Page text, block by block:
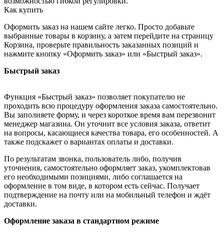
Как купить
Оформить заказ на нашем сайте легко. Просто добавьте
выбранные товары в корзину, а затем перейдите на страницу
Корзина, проверьте правильность заказанных позиций и
нажмите кнопку «Оформить заказ» или «Быстрый заказ».
Быстрый заказ
Функция «Быстрый заказ» позволяет покупателю не
проходить всю процедуру оформления заказа самостоятельно.
Вы заполняете форму, и через короткое время вам перезвонит
менеджер магазина. Он уточнит все условия заказа, ответит
на вопросы, касающиеся качества товара, его особенностей. А
также подскажет о вариантах оплаты и доставки.
По результатам звонка, пользователь либо, получив
уточнения, самостоятельно оформляет заказ, укомплектовав
его необходимыми позициями, либо соглашается на
оформление в том виде, в котором есть сейчас. Получает
подтверждение на почту или на мобильный телефон и ждёт
доставки.
Оформление заказа в стандартном режиме